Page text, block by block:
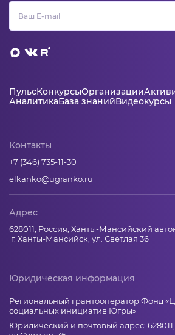
ПульсКонкурсыОрганизации
АналитикаБаза знанийВидеокурсы
Контакты
+7 (346) 735-11-30
elkanko@ugranko.ru
Адрес
628011, Россия, Ханты-Мансийский
г. Ханты-Мансийск, ул. Светлая 36
Юридическая информация
Региональный грантооператор Фонд
социальных инициатив Югры»
Юридический и почтовый адрес: